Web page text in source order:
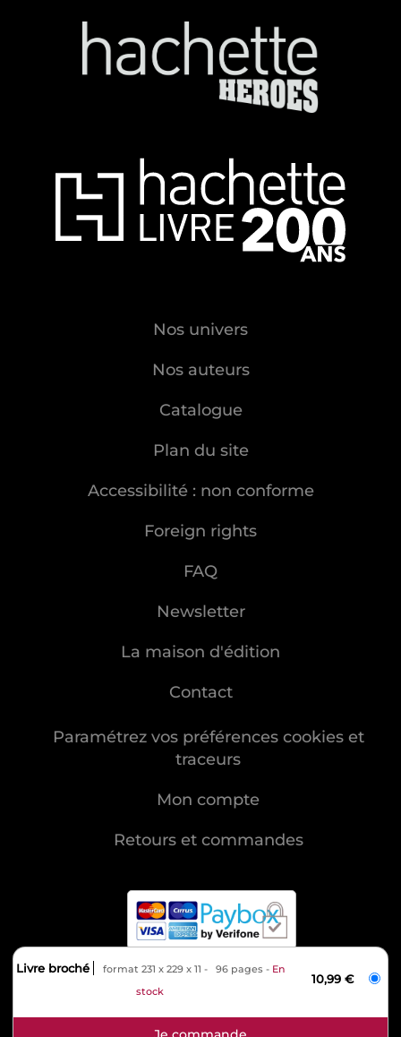
Livre broché format 231 x 229 x 11 96 pages
En
stock
10,99 €
Nos univers
Nos auteurs
Catalogue
Plan du site
Accessibilité : non conforme
Foreign rights
FAQ
Newsletter
La maison d'édition
Contact
Paramétrez vos préférences cookies et
traceurs
Mon compte
Retours et commandes
MENTIONS LÉGALES
CONDITIONS GÉNÉRALES DE VENTE